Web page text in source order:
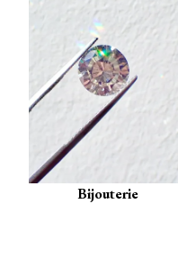
Bijouterie